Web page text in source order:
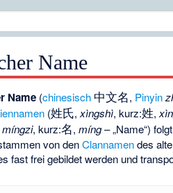
Name
Name (chinesisch 中文名, Pinyin
(姓氏,xìngshì, kurz:姓,
míngzi, kurz:名,míng– „Name“)
von denClannamendes
fast frei gebildet werden und